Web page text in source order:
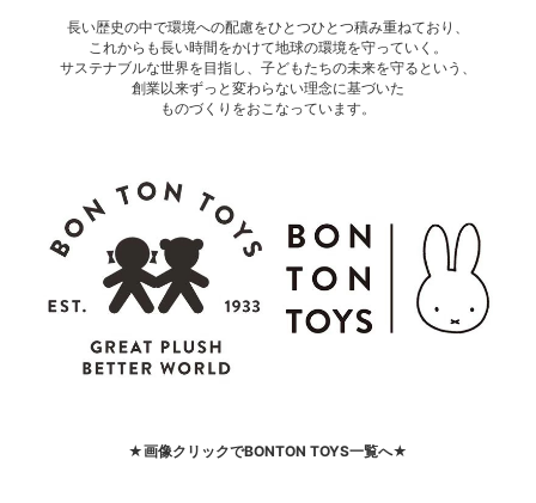
長い歴史の中で環境への配慮をひとつひとつ積み重ねており、
これからも長い時間をかけて地球の環境を守っていく。
サステナブルな世界を目指し、子どもたちの未来を守るという、
創業以来ずっと変わらない理念に基づいた
ものづくりをおこなっています。
★画像クリックでBONTON TOYS一覧へ★